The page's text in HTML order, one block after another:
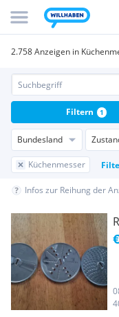
2.758 Anzeigen in
Bundesland
Küchenmesser
Filtern 1
Infos zur Reihung der